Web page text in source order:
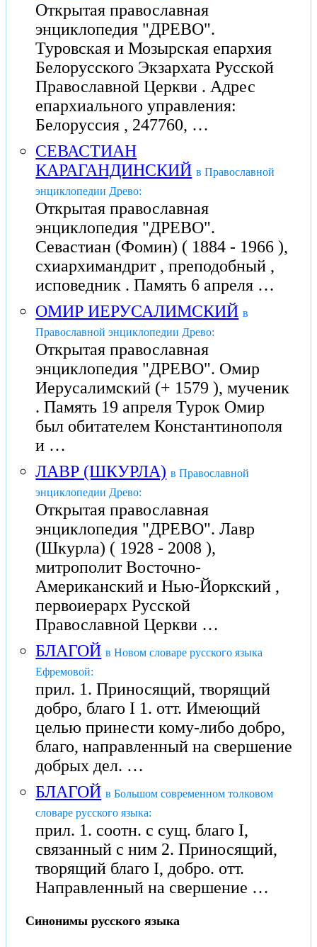
Открытая православная
энциклопедия "ДРЕВО".
Туровская и Мозырская епархия
Белорусского Экзархата Русской
Православной Церкви . Адрес
епархиального управления:
Белоруссия , 247760, …
СЕВАСТИАН
КАРАГАНДИНСКИЙ в Православной
энциклопедии Древо:
Открытая православная
энциклопедия "ДРЕВО".
Севастиан (Фомин) ( 1884 - 1966 ),
схиархимандрит , преподобный ,
исповедник . Память 6 апреля …
ОМИР ИЕРУСАЛИМСКИЙ в
Православной энциклопедии Древо:
Открытая православная
энциклопедия "ДРЕВО". Омир
Иерусалимский (+ 1579 ), мученик
. Память 19 апреля Турок Омир
был обитателем Константинополя
и …
ЛАВР (ШКУРЛА) в Православной
энциклопедии Древо:
Открытая православная
энциклопедия "ДРЕВО". Лавр
(Шкурла) ( 1928 - 2008 ),
митрополит Восточно-
Американский и Нью-Йоркский ,
первоиерарх Русской
Православной Церкви …
БЛАГОЙ в Новом словаре русского языка
Ефремовой:
прил. 1. Приносящий, творящий
добро, благо I 1. отт. Имеющий
целью принести кому-либо добро,
благо, направленный на свершение
добрых дел. …
БЛАГОЙ в Большом современном толковом
словаре русского языка:
прил. 1. соотн. с сущ. благо I,
связанный с ним 2. Приносящий,
творящий благо I, добро. отт.
Направленный на свершение …
Синонимы русского языка